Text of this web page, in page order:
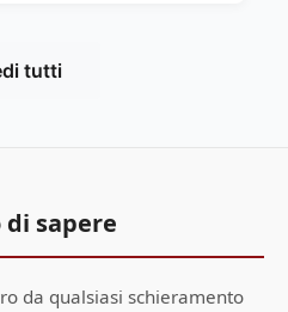
tutti
sapere
da qualsiasi schieramento